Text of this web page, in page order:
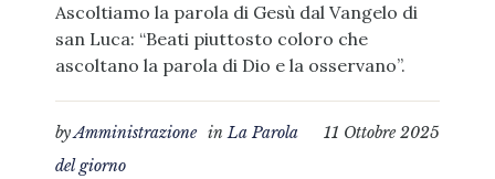
Ascoltiamo la parola di Gesù dal Vangelo di
san Luca: “Beati piuttosto coloro che
ascoltano la parola di Dio e la osservano”.
11 Ottobre 2025
byAmministrazione inLa Parola
del giorno